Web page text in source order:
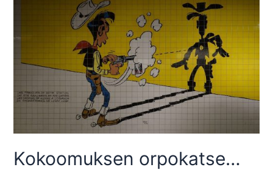
Kokoomuksen orpokatse…